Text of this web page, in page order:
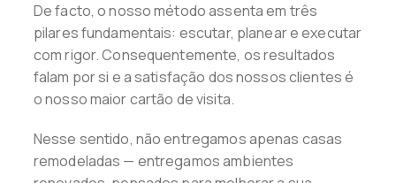
De facto, o nosso método assenta em três
pilares fundamentais: escutar, planear e executar
com rigor. Consequentemente, os resultados
falam por si e a satisfação dos nossos clientes é
o nosso maior cartão de visita.
Nesse sentido, não entregamos apenas casas
remodeladas — entregamos ambientes